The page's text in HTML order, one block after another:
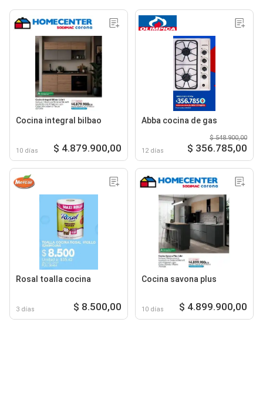
Cocina integral bilbao
10 días $ 4.879.900,00
Abba cocina de gas
12 días
$ 548.900,00
$ 356.785,00
Rosal toalla cocina
3 días $ 8.500,00
Cocina savona plus
10 días $ 4.899.900,00